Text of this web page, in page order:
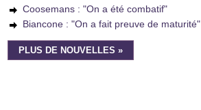
Coosemans : "On a été combatif"
Biancone : "On a fait preuve de maturité"
PLUS DE NOUVELLES »